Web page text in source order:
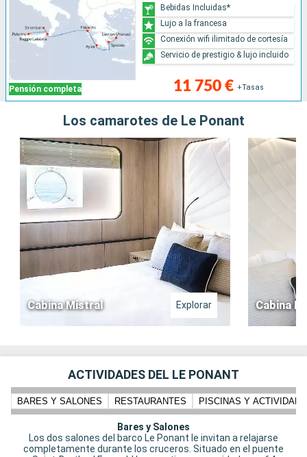
Pensión completa 11 750 € +Tasas
Bebidas Incluidas*
Lujo a la francesa
Conexión wifi ilimitado de cortesía
Servicio de prestigio & lujo incluido
Los camarotes de Le Ponant
Cabina Mistral Explorar Cabina
ACTIVIDADES DEL LE PONANT
BARES Y SALONES RESTAURANTES PISCINAS Y
Bares y Salones
Los dos salones del barco Le Ponant le invitan a relajarse
completamente durante los cruceros. Situado en el puente